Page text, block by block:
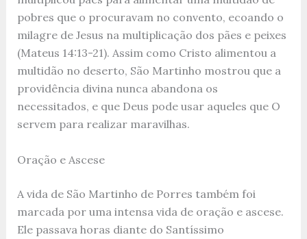
pobres que o procuravam no convento, ecoando o
milagre de Jesus na multiplicação dos pães e peixes
(Mateus 14:13-21). Assim como Cristo alimentou a
multidão no deserto, São Martinho mostrou que a
providência divina nunca abandona os
necessitados, e que Deus pode usar aqueles que O
servem para realizar maravilhas.
Oração e Ascese
A vida de São Martinho de Porres também foi
marcada por uma intensa vida de oração e ascese.
Ele passava horas diante do Santíssimo